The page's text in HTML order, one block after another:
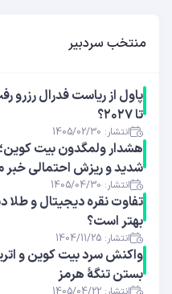
منتخب سردبیر
پاول از ریاست فدرال رزرو
تا ۲۰۲۷؟
انتشار: 1405/02/30
شدید و ریزش احتمالی
انتشار: 1405/04/30
تفاوت نقره دیجیتال و طلا
بهتر است؟
انتشار: 1404/11/25
واکنش سرد بیت کوین و
بستن تنگهٔ هرمز